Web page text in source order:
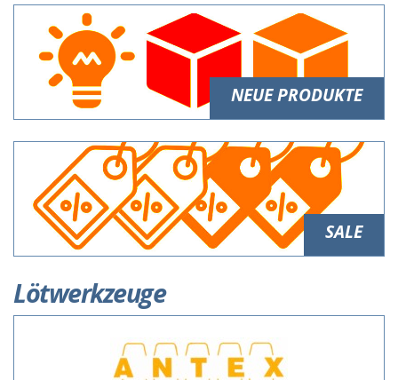
NEUE PRODUKTE
SALE
Lötwerkzeuge